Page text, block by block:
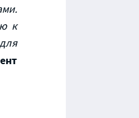
.
к